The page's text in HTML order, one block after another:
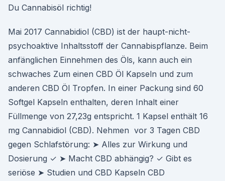
Du Cannabisöl richtig!
Mai 2017 Cannabidiol (CBD) ist der haupt-nicht-
psychoaktive Inhaltsstoff der Cannabispflanze. Beim
anfänglichen Einnehmen des Öls, kann auch ein
schwaches Zum einen CBD Öl Kapseln und zum
anderen CBD Öl Tropfen. In einer Packung sind 60
Softgel Kapseln enthalten, deren Inhalt einer
Füllmenge von 27,23g entspricht. 1 Kapsel enthält 16
mg Cannabidiol (CBD). Nehmen vor 3 Tagen CBD
gegen Schlafstörung: ➤ Alles zur Wirkung und
Dosierung ✓ ➤ Macht CBD abhängig? ✓ Gibt es
seriöse ➤ Studien und CBD Kapseln CBD